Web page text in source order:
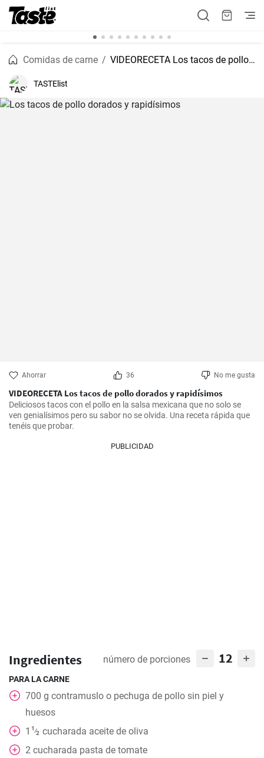
Comidas de carne VIDEORECETA Los tacos de pollo dorados y rapidísimos
TASTElist
Ahorrar 36 No me gusta
VIDEORECETA Los tacos de pollo dorados y rapidísimos
Deliciosos tacos con el pollo en la salsa mexicana que no solo se
ven genialísimos pero su sabor no se olvida. Una receta rápida que
tenéis que probar.
PUBLICIDAD
Ingredientes número de porciones 12
PARA LA CARNE
700 g contramuslo o pechuga de pollo sin piel y
huesos
1 1⁄2 cucharada aceite de oliva
2 cucharada pasta de tomate